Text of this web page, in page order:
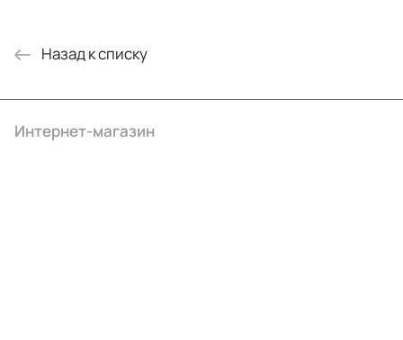
Назад к списку
Интернет-магазин